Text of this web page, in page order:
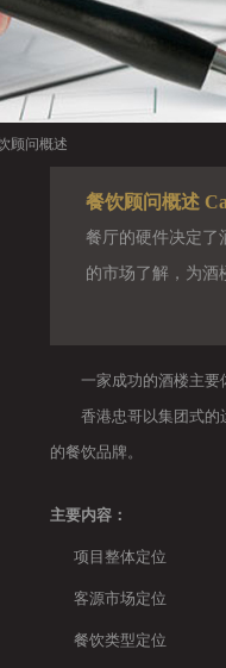
顾问概述
餐饮顾问概述
餐厅的硬件决定了
的市场了解，为酒
一家成功的酒楼主要体
香港忠哥以集团式的运
的餐饮品牌。
主要内容：
项目整体定位
客源市场定位
餐饮类型定位